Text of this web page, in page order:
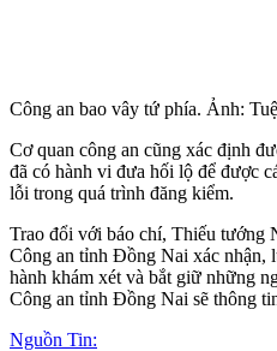
Công an bao vây tứ phía. Ảnh:
Cơ quan công an cũng xác định
đã có hành vi đưa hối lộ để được
lỗi trong quá trình đăng kiểm.
Trao đổi với báo chí, Thiếu tướng
Công an tỉnh Đồng Nai xác nhận,
hành khám xét và bắt giữ những
Công an tỉnh Đồng Nai sẽ thông
Nguồn Tin: